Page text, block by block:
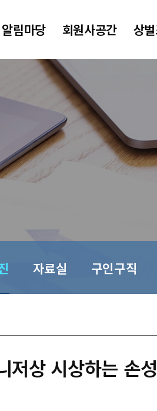
알림마당 회원사공간 상
자료실 구인구직
상 시상하는 손